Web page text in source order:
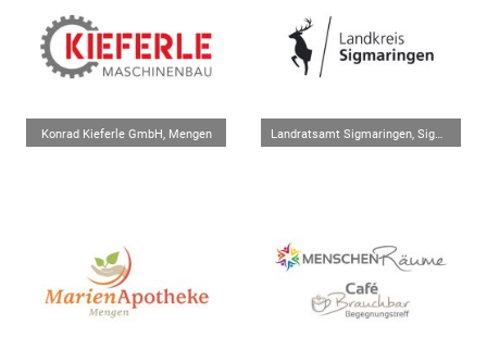
Konrad Kieferle GmbH, Mengen Landratsamt Sigmaringen, Sigmaringen